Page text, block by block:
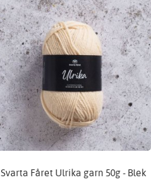
Svarta Fåret Ulrika garn 50g - Blek